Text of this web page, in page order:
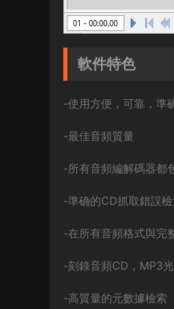
軟件特色
-使用方便，可靠，準
-最佳音頻質量
-所有音頻編解碼器都
-準确的CD抓取錯誤檢
-在所有音頻格式與完
-刻錄音頻CD，MP3
-高質量的元數據檢索